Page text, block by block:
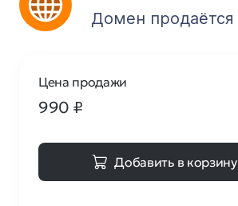
Домен продаётся
Цена продажи
990 ₽
Добавить в корзину